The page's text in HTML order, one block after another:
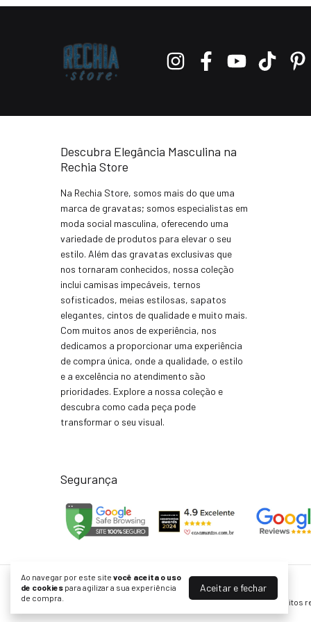
Ao navegar por este site você aceita o uso
de cookies para agilizar a sua experiência
de compra.
Aceitar e fechar
Descubra Elegância Masculina na
Rechia Store
Na Rechia Store, somos mais do que uma
marca de gravatas; somos especialistas em
moda social masculina, oferecendo uma
variedade de produtos para elevar o seu
estilo. Além das gravatas exclusivas que
nos tornaram conhecidos, nossa coleção
inclui camisas impecáveis, ternos
sofisticados, meias estilosas, sapatos
elegantes, cintos de qualidade e muito mais.
Com muitos anos de experiência, nos
dedicamos a proporcionar uma experiência
de compra única, onde a qualidade, o estilo
e a excelência no atendimento são
prioridades. Explore a nossa coleção e
descubra como cada peça pode
transformar o seu visual.
Segurança
Rechia Store - Loja de Gravatas e Acessórios
©2026. RECHIA STORE LTDA - 29591735000119. Todos os direitos